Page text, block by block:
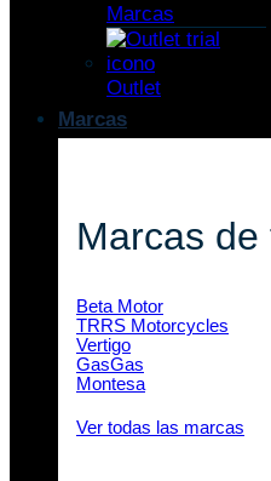
Marcas
Outlet
Marcas
Marcas de
Beta Motor
TRRS Motorcycles
Vertigo
GasGas
Montesa
Ver todas las marcas